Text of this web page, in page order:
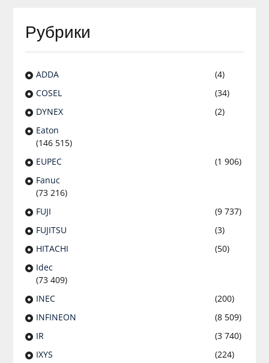
Рубрики
ADDA
(4)
COSEL
(34)
DYNEX
(2)
Eaton
(146 515)
EUPEC
(1 906)
Fanuc
(73 216)
FUJI
(9 737)
FUJITSU
(3)
HITACHI
(50)
Idec
(73 409)
INEC
(200)
INFINEON
(8 509)
IR
(3 740)
IXYS
(224)